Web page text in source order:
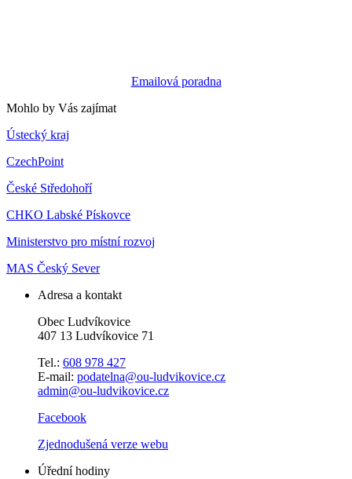
Emailová poradna
Mohlo by Vás zajímat
Ústecký kraj
CzechPoint
České Středohoří
CHKO Labské Pískovce
Ministerstvo pro místní rozvoj
MAS Český Sever
Adresa a kontakt
Obec Ludvíkovice
407 13 Ludvíkovice 71
Tel.: 608 978 427
E-mail: podatelna@ou-ludvikovice.cz
admin@ou-ludvikovice.cz
Facebook
Zjednodušená verze webu
Úřední hodiny